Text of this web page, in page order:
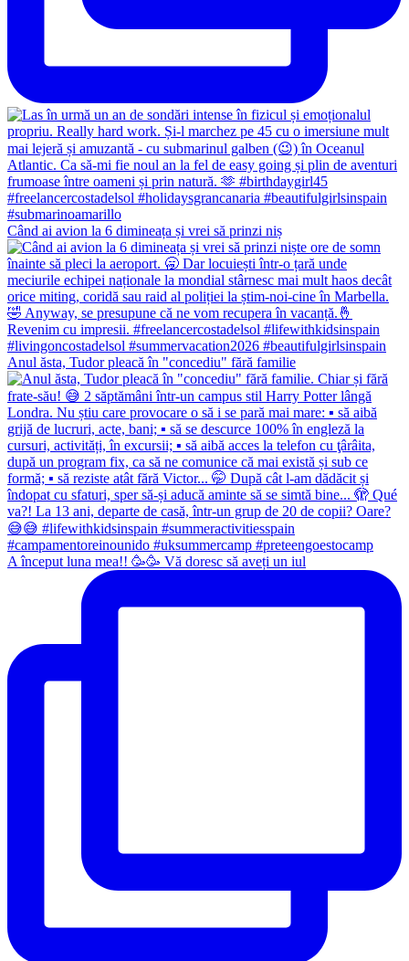
Când ai avion la 6 dimineața și vrei să prinzi niș
Anul ăsta, Tudor pleacă în "concediu" fără familie
A început luna mea!! 🥳🥳 Vă doresc să aveți un iul